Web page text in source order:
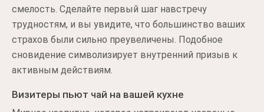
смелость. Сделайте первый шаг навстречу
трудностям, и вы увидите, что большинство ваших
страхов были сильно преувеличены. Подобное
сновидение символизирует внутренний призыв к
активным действиям.
Визитеры пьют чай на вашей кухне